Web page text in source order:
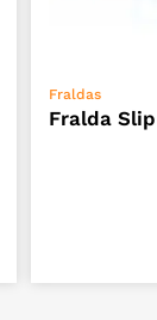
Fraldas
Fralda